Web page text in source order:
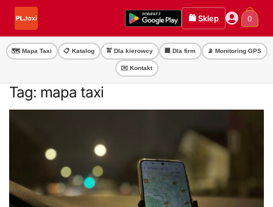
Przejdź
nawigacji
Przejdź
treści
🛍️ Sklep 0
🗺️ Mapa Taxi 📋 Katalog 🚖 Dla kierowcy 🏢 Dla firm 📡 Monitoring GPS
✉️ Kontakt
Tag: mapa taxi